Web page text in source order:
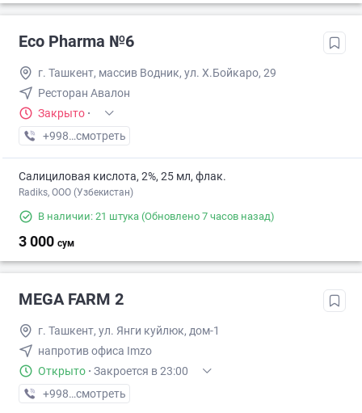
Eco Pharma №6
г. Ташкент, массив Водник, ул. Х.Бойкаро, 29
Ресторан Авалон
Закрыто ·
+998 (55) XXX-XX-XX
смотреть
Салициловая кислота, 2%, 25 мл, флак.
Radiks, ООО (Узбекистан)
В наличии: 21 штука (Обновлено 7 часов назад)
3 000 сум
MEGA FARM 2
г. Ташкент, ул. Янги куйлюк, дом-1
напротив офиса Imzo
Открыто · Закроется в 23:00
+998 (71) XXX-XX-XX
смотреть